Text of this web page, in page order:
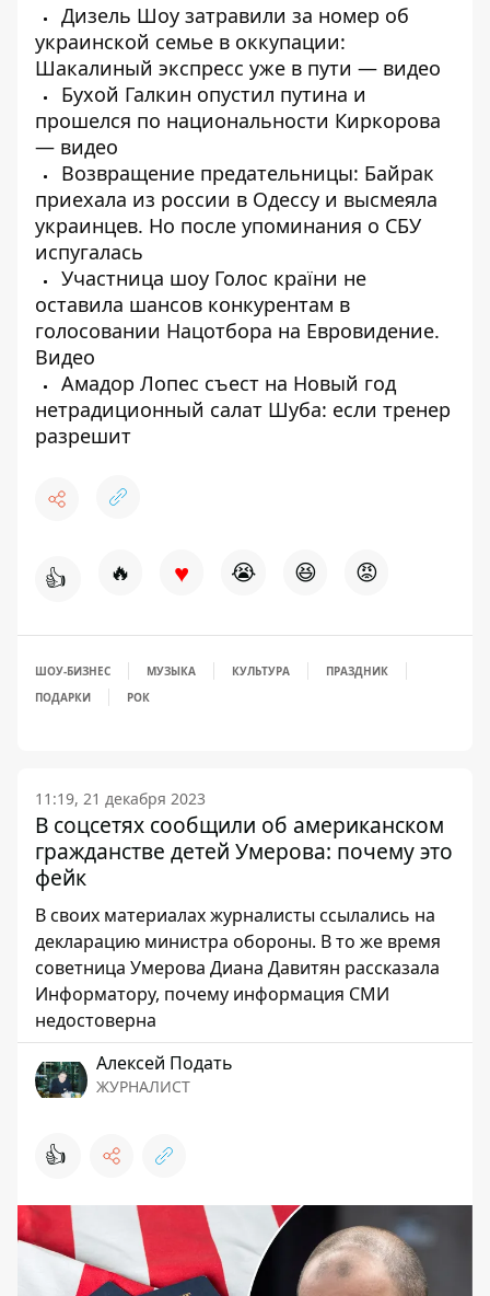
Дизель Шоу затравили за номер об
украинской семье в оккупации:
Шакалиный экспресс уже в пути — видео
Бухой Галкин опустил путина и
прошелся по национальности Киркорова
— видео
Возвращение предательницы: Байрак
приехала из россии в Одессу и высмеяла
украинцев. Но после упоминания о СБУ
испугалась
Участница шоу Голос країни не
оставила шансов конкурентам в
голосовании Нацотбора на Евровидение.
Видео
Амадор Лопес съест на Новый год
нетрадиционный салат Шуба: если тренер
разрешит
👍 🔥 ♥ 😭 😆 😡
ШОУ-БИЗНЕС МУЗЫКА КУЛЬТУРА
ПРАЗДНИК
ПОДАРКИ
РОК
11:19, 21 декабря 2023
В соцсетях сообщили об американском
гражданстве детей Умерова: почему это
фейк
В своих материалах журналисты ссылались на
декларацию министра обороны. В то же время
советница Умерова Диана Давитян рассказала
Информатору, почему информация СМИ
недостоверна
Алексей Подать
ЖУРНАЛИСТ
👍